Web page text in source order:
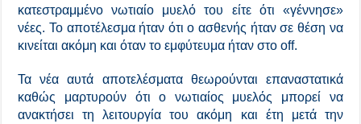
κατεστραμμένο νωτιαίο μυελό του είτε ότι «γέννησε»
νέες. Το αποτέλεσμα ήταν ότι ο ασθενής ήταν σε θέση να
κινείται ακόμη και όταν το εμφύτευμα ήταν στο off.
Τα νέα αυτά αποτελέσματα θεωρούνται επαναστατικά
καθώς μαρτυρούν ότι ο νωτιαίος μυελός μπορεί να
ανακτήσει τη λειτουργία του ακόμη και έτη μετά την